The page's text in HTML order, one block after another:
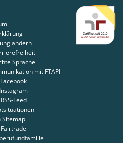
ändern
Sprache
mit FTAPI
Facebook
Instagram
RSS-Feed
Sitemap
Fairtrade